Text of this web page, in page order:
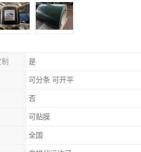
是
可分条 可开平
否
可贴膜
全国